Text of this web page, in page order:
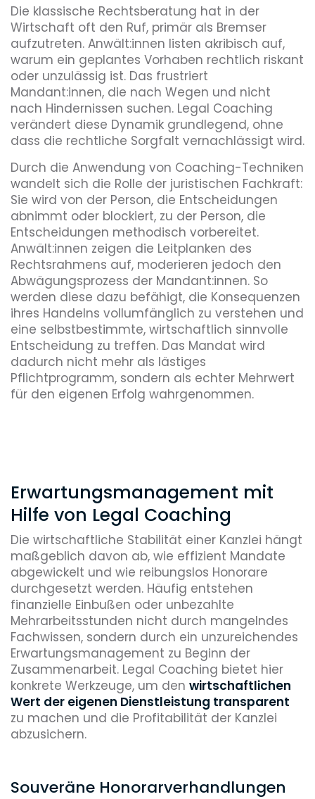
Die klassische Rechtsberatung hat in der
Wirtschaft oft den Ruf, primär als Bremser
aufzutreten. Anwält:innen listen akribisch auf,
warum ein geplantes Vorhaben rechtlich riskant
oder unzulässig ist. Das frustriert
Mandant:innen, die nach Wegen und nicht
nach Hindernissen suchen. Legal Coaching
verändert diese Dynamik grundlegend, ohne
dass die rechtliche Sorgfalt vernachlässigt wird.
Durch die Anwendung von Coaching-Techniken
wandelt sich die Rolle der juristischen Fachkraft:
Sie wird von der Person, die Entscheidungen
abnimmt oder blockiert, zu der Person, die
Entscheidungen methodisch vorbereitet.
Anwält:innen zeigen die Leitplanken des
Rechtsrahmens auf, moderieren jedoch den
Abwägungsprozess der Mandant:innen. So
werden diese dazu befähigt, die Konsequenzen
ihres Handelns vollumfänglich zu verstehen und
eine selbstbestimmte, wirtschaftlich sinnvolle
Entscheidung zu treffen. Das Mandat wird
dadurch nicht mehr als lästiges
Pflichtprogramm, sondern als echter Mehrwert
für den eigenen Erfolg wahrgenommen.
Erwartungsmanagement mit
Hilfe von Legal Coaching
Die wirtschaftliche Stabilität einer Kanzlei hängt
maßgeblich davon ab, wie effizient Mandate
abgewickelt und wie reibungslos Honorare
durchgesetzt werden. Häufig entstehen
finanzielle Einbußen oder unbezahlte
Mehrarbeitsstunden nicht durch mangelndes
Fachwissen, sondern durch ein unzureichendes
Erwartungsmanagement zu Beginn der
Zusammenarbeit. Legal Coaching bietet hier
konkrete Werkzeuge, um den wirtschaftlichen
Wert der eigenen Dienstleistung transparent
zu machen und die Profitabilität der Kanzlei
abzusichern.
Souveräne Honorarverhandlungen